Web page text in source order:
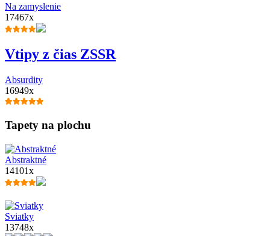
Na zamyslenie
17467x
Vtipy z čias ZSSR
Absurdity
16949x
Tapety na plochu
Abstraktné
14101x
Sviatky
13748x